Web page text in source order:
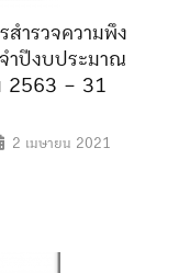
สำรวจความพึง
ำปีงบประมาณ
2563 – 31
2 เมษายน 2021